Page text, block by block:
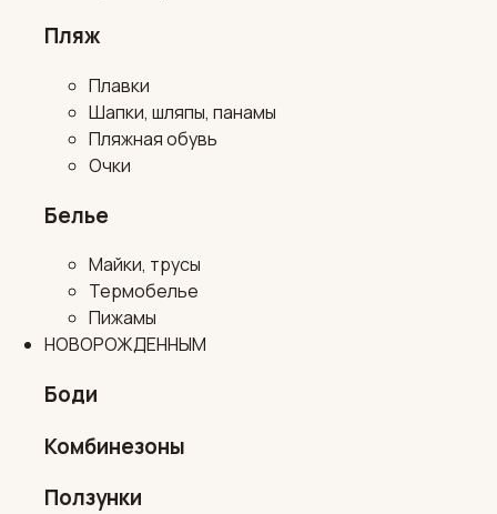
Пляж
Плавки
Шапки, шляпы, панамы
Пляжная обувь
Очки
Белье
Майки, трусы
Термобелье
Пижамы
НОВОРОЖДЕННЫМ
Боди
Комбинезоны
Ползунки